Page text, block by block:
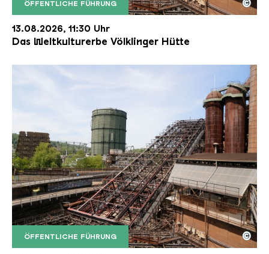
ÖFFENTLICHE FÜHRUNG
Der Erzschrägaufzug der Völklinger Hütte mit
Copyright: Weltkulturerbe Völklinger Hütte | Karl
©
13.08.2026, 11:30 Uhr
Das Weltkulturerbe Völklinger Hütte
ÖFFENTLICHE FÜHRUNG
Der Erzschrägaufzug der Völklinger Hütte mit
Copyright: Weltkulturerbe Völklinger Hütte | Karl
©